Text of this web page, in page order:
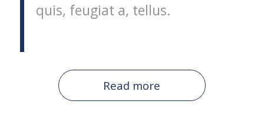
quis, feugiat a, tellus.
Read more